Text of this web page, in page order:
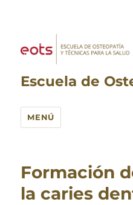
Escuela de
MENÚ
Formación
la caries